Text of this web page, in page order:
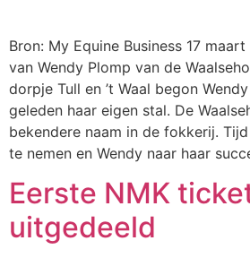
Bron: My Equine Business 17
van Wendy Plomp van de
dorpje Tull en ’t Waal begon
geleden haar eigen stal. De
bekendere naam in de fokkerij.
te nemen en Wendy naar haar
Eerste NMK
uitgedeeld